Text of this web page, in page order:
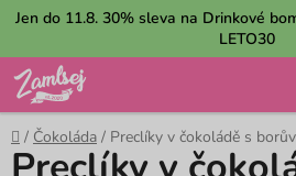
Přejít
obsah
Jen do 11.8. 30% sleva na Drinkové
LETO30
Domů
/ Čokoláda / Preclíky v čokoládě s